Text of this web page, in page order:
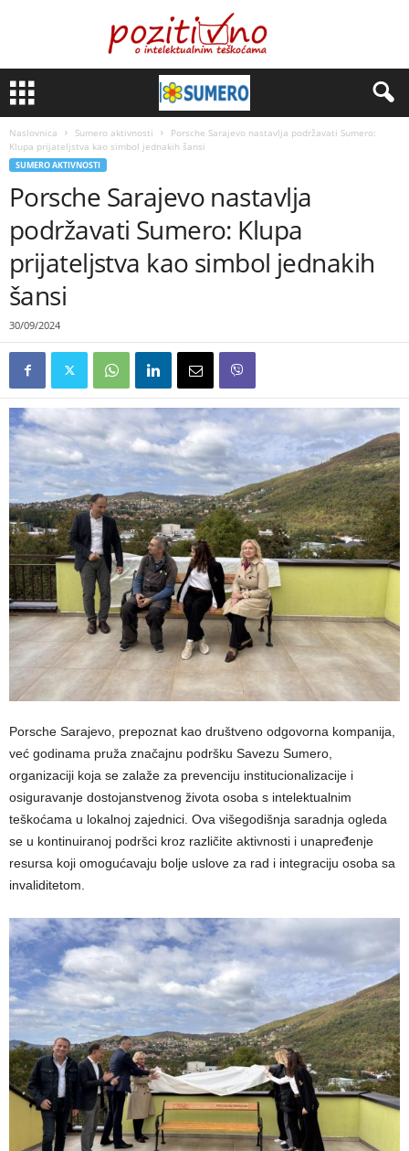
Naslovnica Sumero aktivnosti
Porsche Sarajevo nastavlja podržavati Sumero:
Klupa prijateljstva kao simbol jednakih šansi
SUMERO AKTIVNOSTI
Porsche Sarajevo nastavlja
podržavati Sumero: Klupa
prijateljstva kao simbol jednakih
šansi
30/09/2024
Porsche Sarajevo, prepoznat kao društveno odgovorna kompanija,
već godinama pruža značajnu podršku Savezu Sumero,
organizaciji koja se zalaže za prevenciju institucionalizacije i
osiguravanje dostojanstvenog života osoba s intelektualnim
teškoćama u lokalnoj zajednici. Ova višegodišnja saradnja ogleda
se u kontinuiranoj podršci kroz različite aktivnosti i unapređenje
resursa koji omogućavaju bolje uslove za rad i integraciju osoba sa
invaliditetom.